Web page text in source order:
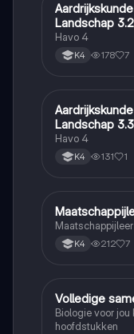
Aardrijkskunde
Landschap
Havo 4
K4 178 7
Aardrijkskunde
Landschap
Havo 4
K4 131 1
Maatschappijleer
K4 212 7
Biologie
Volledige
Biologie voor
hoofdstukken